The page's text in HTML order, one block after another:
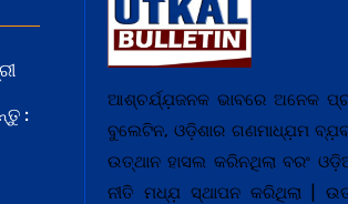
:
ଆଶ୍ଚର୍ଯ୍ଯ଼ଜନକ ଭାବରେ ଅନେକ
ବୁଲେଟିନ, ଓଡ଼ିଶାର ଗଣମାଧ୍ଯ଼ମ
ଉତ୍ଥାନ ହାସଲ କରିନଥିଲା ବରଂ
ନୀତି ମଧ୍ଯ଼ ସ୍ଥାପନ କରିଥିଲା |